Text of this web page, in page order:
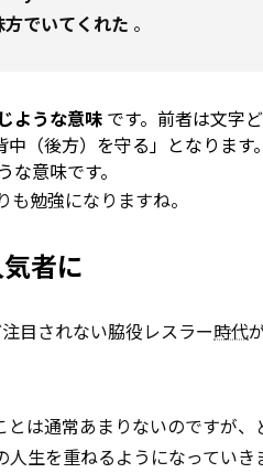
方でいてくれた 。
ような意味 です。前者は文字
（後方）を守る」となります
な意味です。
勉強になりますね。
者に
目されない脇役レスラー時代
は通常あまりないのですが
人生を重ねるようになってい